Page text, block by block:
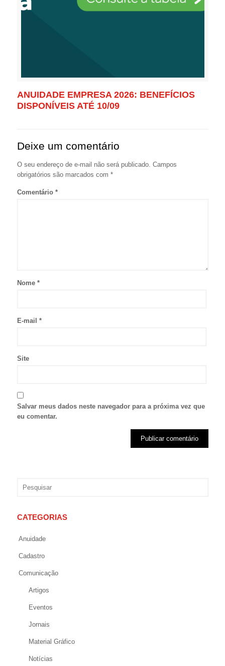
ANUIDADE EMPRESA 2026: BENEFÍCIOS
DISPONÍVEIS ATÉ 10/09
Deixe um comentário
O seu endereço de e-mail não será publicado. Campos
obrigatórios são marcados com *
Comentário *
Nome *
E-mail *
Site
Salvar meus dados neste navegador para a próxima vez que
eu comentar.
CATEGORIAS
Anuidade
Cadastro
Comunicação
Artigos
Eventos
Jornais
Material Gráfico
Notícias